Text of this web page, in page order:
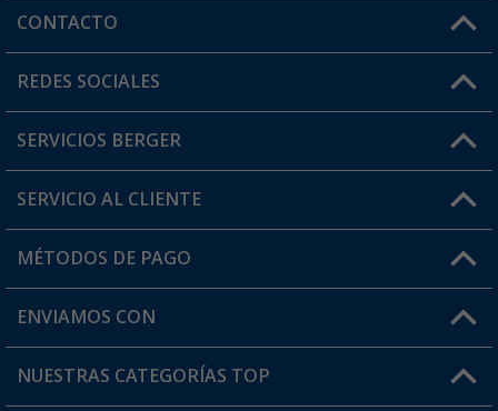
CONTACTO
Horario de atención al cliente:
¿Tienes alguna duda?
REDES SOCIALES
SERVICIOS BERGER
Conviértete en distribuidor
Mi cuenta
Tarjeta Berger Digital
SERVICIO AL CLIENTE
FAQ y Contacto
Información de envío
¿Dónde está mi pedido?
MÉTODOS DE PAGO
ENVIAMOS CON
NUESTRAS CATEGORÍAS TOP